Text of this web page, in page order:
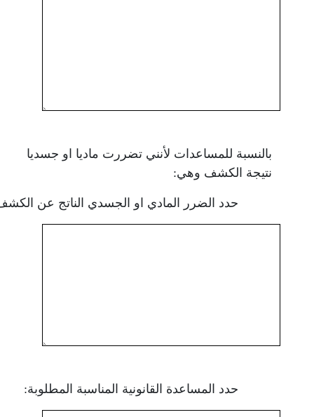
بالنسبة للمساعدات لأنني تضررت ماديا او جسديا
نتيجة الكشف وهي:
حدد الضرر المادي او الجسدي الناتج عن الكشف:
حدد المساعدة القانونية المناسبة المطلوبة: